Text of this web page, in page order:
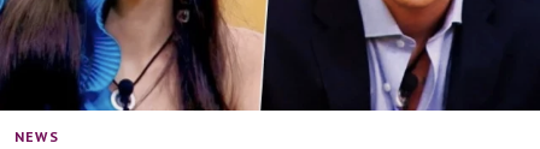
NEWS